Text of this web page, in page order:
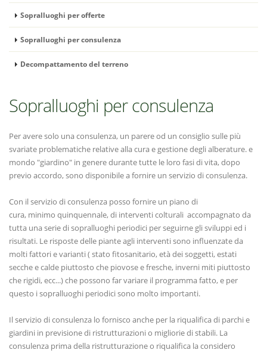
Sopralluoghi per offerte
Sopralluoghi per consulenza
Decompattamento del terreno
Sopralluoghi per consulenza
Per avere solo una consulenza, un parere od un consiglio sulle più
svariate problematiche relative alla cura e gestione degli alberature. e
mondo "giardino" in genere durante tutte le loro fasi di vita, dopo
previo accordo, sono disponibile a fornire un servizio di consulenza.
Con il servizio di consulenza posso fornire un piano di
cura, minimo quinquennale, di interventi colturali accompagnato da
tutta una serie di sopralluoghi periodici per seguirne gli sviluppi ed i
risultati. Le risposte delle piante agli interventi sono influenzate da
molti fattori e varianti ( stato fitosanitario, età dei soggetti, estati
secche e calde piuttosto che piovose e fresche, inverni miti piuttosto
che rigidi, ecc...) che possono far variare il programma fatto, e per
questo i sopralluoghi periodici sono molto importanti.
Il servizio di consulenza lo fornisco anche per la riqualifica di parchi e
giardini in previsione di ristrutturazioni o migliorie di stabili. La
consulenza prima della ristrutturazione o riqualifica la considero